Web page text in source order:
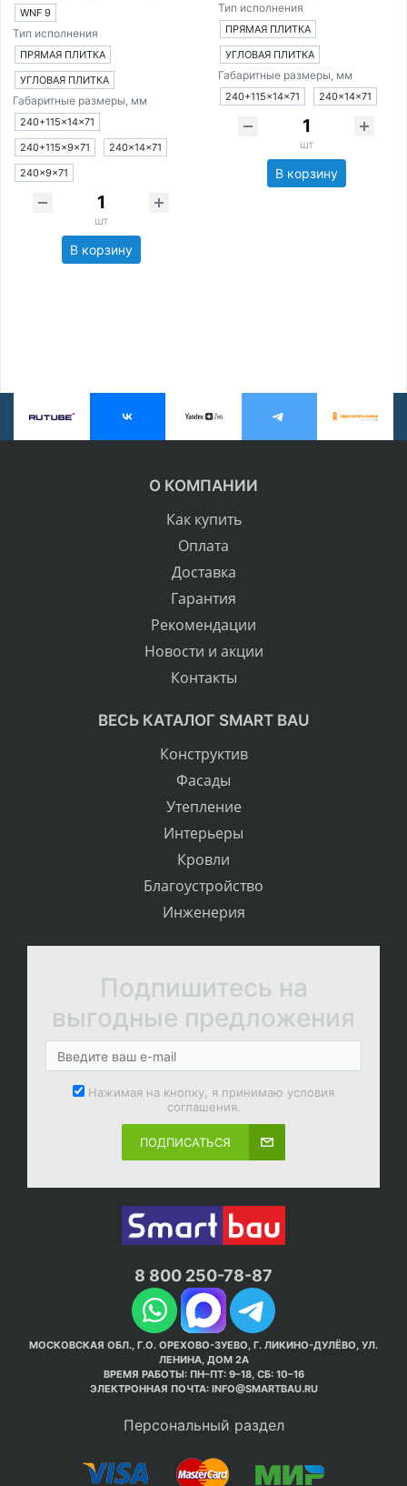
WNF 9
Тип исполнения
ПРЯМАЯ ПЛИТКА
УГЛОВАЯ ПЛИТКА
Габаритные размеры, мм
240+115×14×71
240+115×9×71
240×14×71
240×9×71
шт
В корзину
Тип исполнения
ПРЯМАЯ ПЛИТКА
УГЛОВАЯ ПЛИТКА
Габаритные размеры, мм
240+115×14×71 240×14×71
шт
В корзину
О КОМПАНИИ
Как купить
Оплата
Доставка
Гарантия
Рекомендации
Новости и акции
Контакты
ВЕСЬ КАТАЛОГ SMART BAU
Конструктив
Фасады
Утепление
Интерьеры
Кровли
Благоустройство
Инженерия
Подпишитесь на
выгодные предложения
Нажимая на кнопку, я принимаю условия
соглашения.
ПОДПИСАТЬСЯ
8 800 250-78-87
МОСКОВСКАЯ ОБЛ., Г.О. ОРЕХОВО-ЗУЕВО, Г. ЛИКИНО-ДУЛЁВО, УЛ.
ЛЕНИНА, ДОМ 2А
ВРЕМЯ РАБОТЫ: ПН–ПТ: 9–18, СБ: 10–16
ЭЛЕКТРОННАЯ ПОЧТА: INFO@SMARTBAU.RU
Персональный раздел